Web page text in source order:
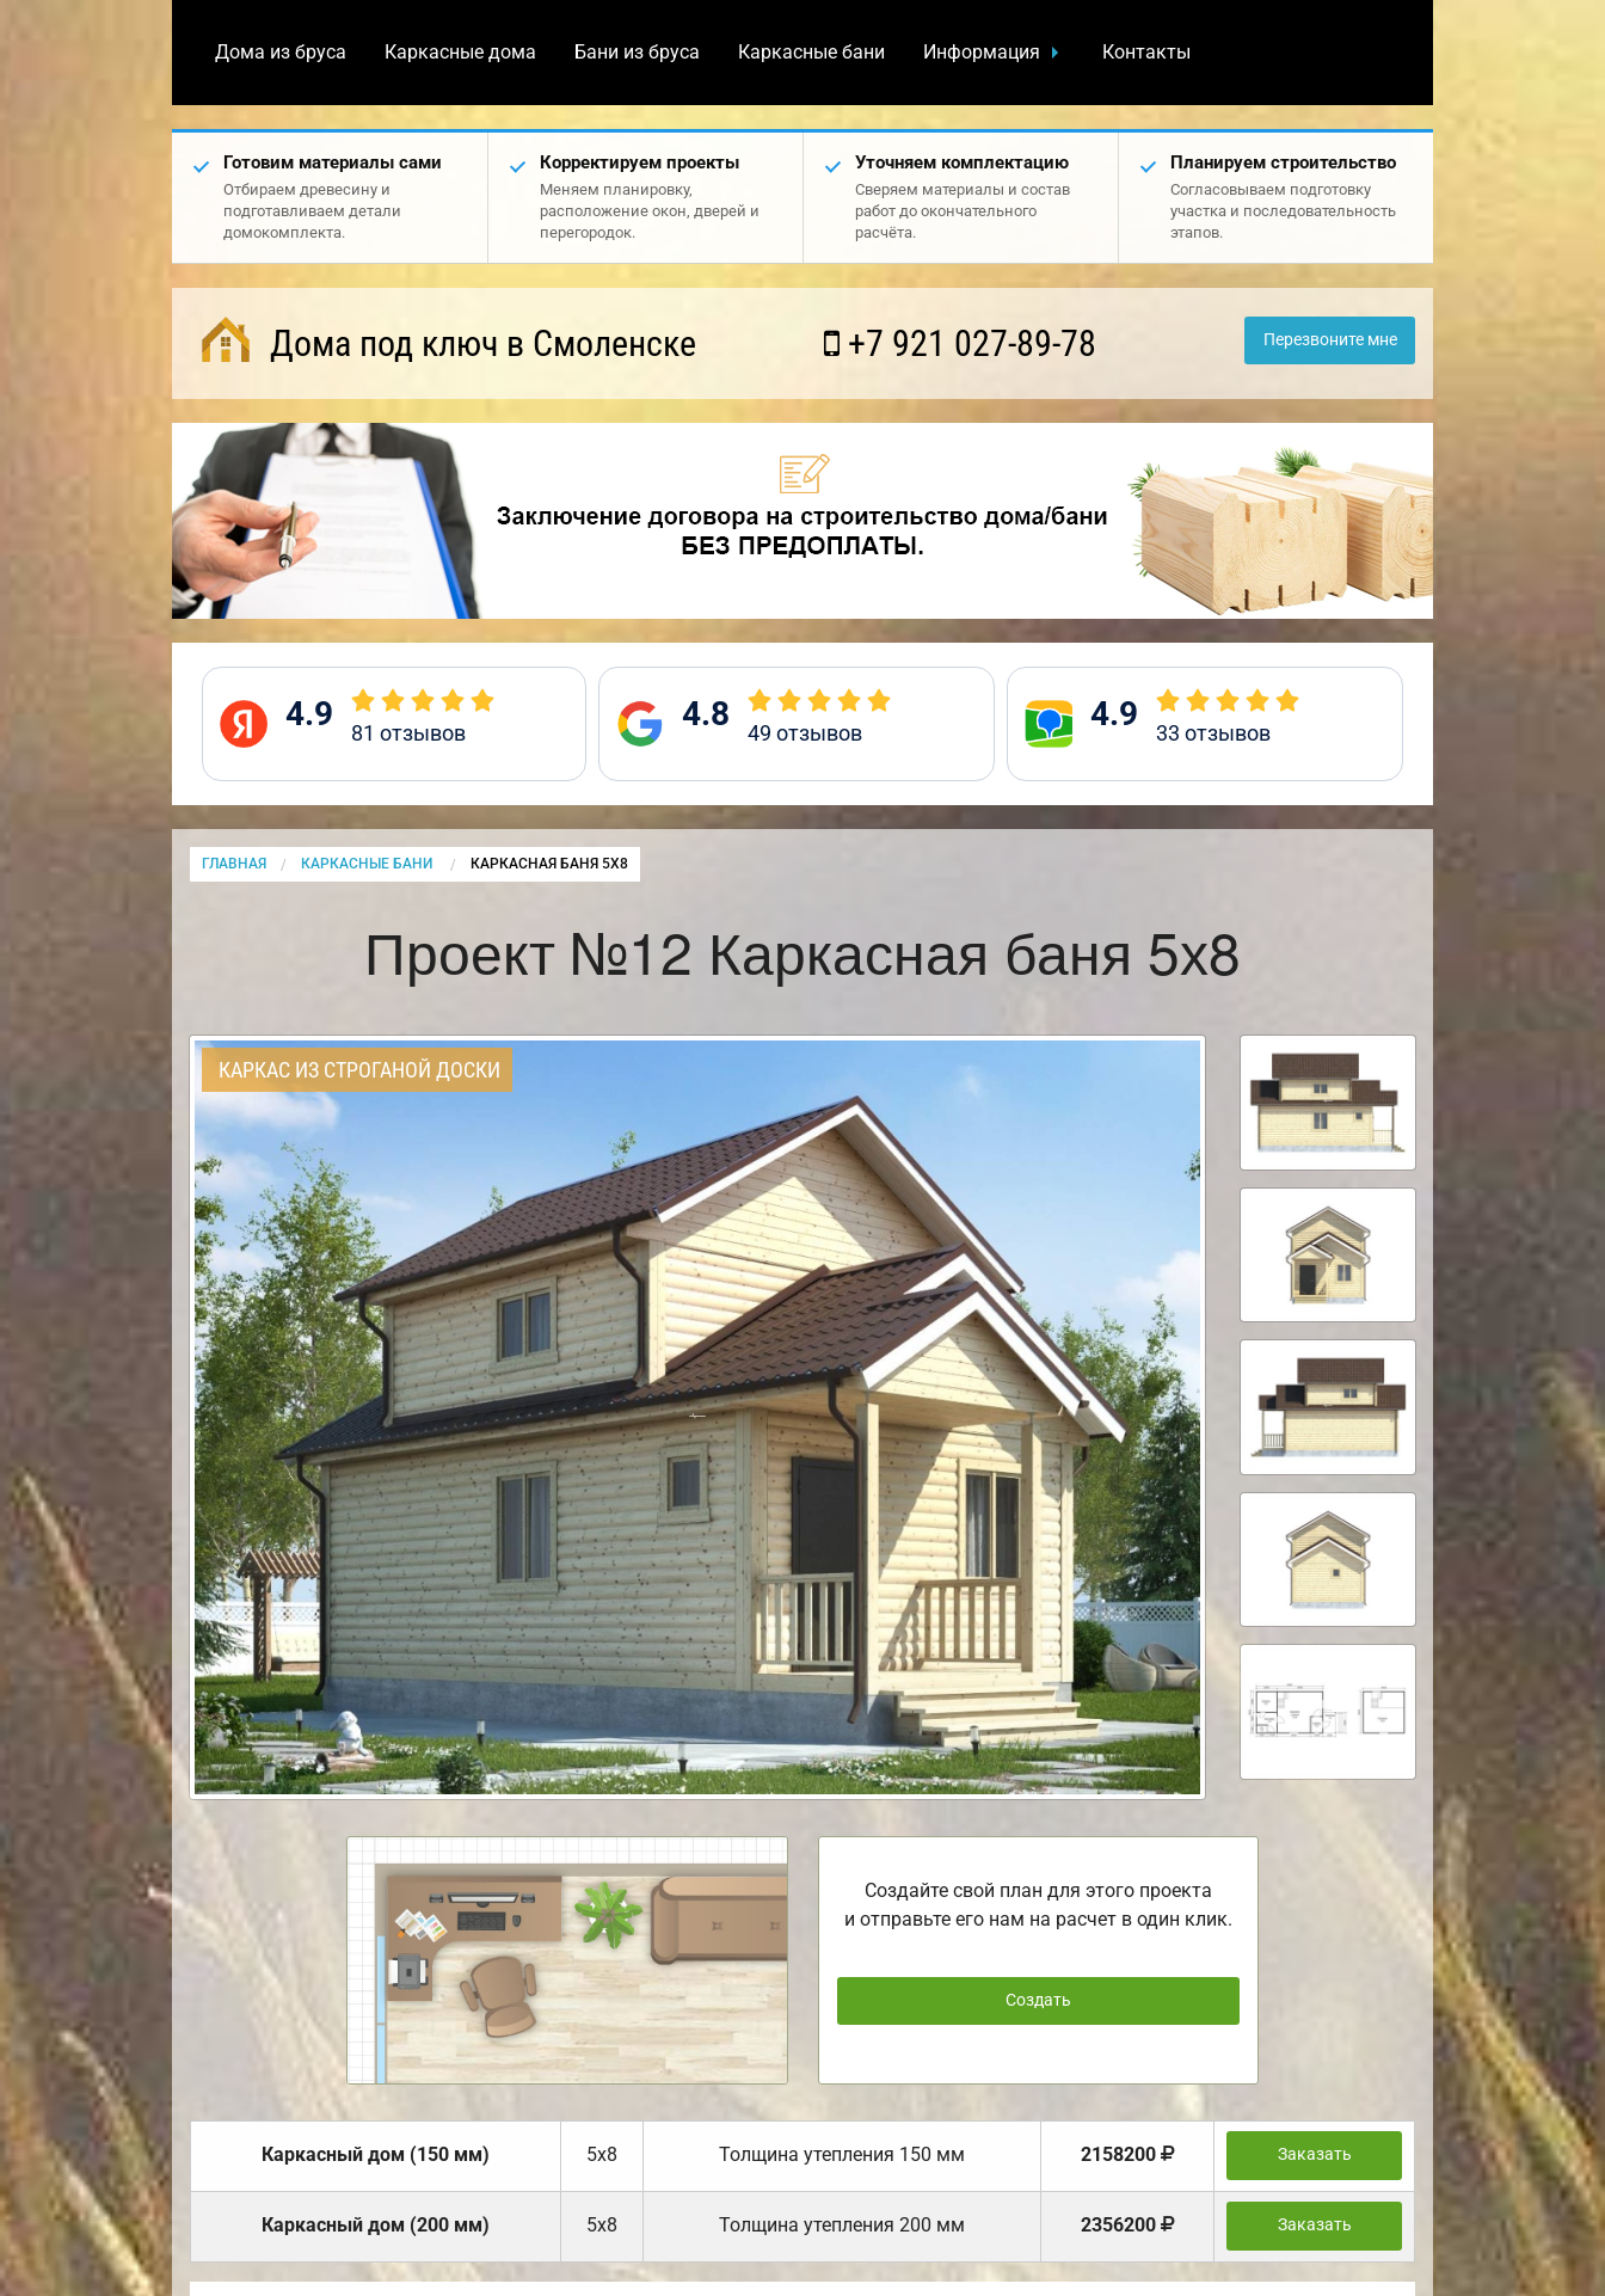
Дома из бруса Каркасные дома Бани из бруса Каркасные бани Информация Контакты
Готовим материалы сами
Отбираем древесину и
подготавливаем детали
домокомплекта.
Корректируем проекты
Меняем планировку,
расположение окон, дверей и
перегородок.
Уточняем комплектацию
Сверяем материалы и состав
работ до окончательного
расчёта.
Планируем строительство
Согласовываем подготовку
участка и последовательность
этапов.
Дома под ключ в Смоленске +7 921 027-89-78 Перезвоните мне
4.9 81 отзывов 4.8 49 отзывов 4.9 33 отзывов
ГЛАВНАЯ КАРКАСНЫЕ БАНИ CURRENT:
КАРКАСНАЯ БАНЯ 5Х8
Проект №12 Каркасная баня 5х8
КАРКАС ИЗ СТРОГАНОЙ ДОСКИ
Создайте свой план для этого проекта
и отправьте его нам на расчет в один клик.
Создать
Каркасный дом (150 мм) 5х8 Толщина утепления 150 мм 2158200 Заказать
Каркасный дом (200 мм) 5х8 Толщина утепления 200 мм 2356200 Заказать